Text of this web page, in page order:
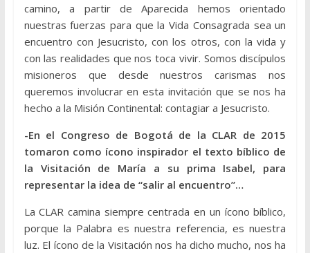
camino, a partir de Aparecida hemos orientado
nuestras fuerzas para que la Vida Consagrada sea un
encuentro con Jesucristo, con los otros, con la vida y
con las realidades que nos toca vivir. Somos discípulos
misioneros que desde nuestros carismas nos
queremos involucrar en esta invitación que se nos ha
hecho a la Misión Continental: contagiar a Jesucristo.
-En el Congreso de Bogotá de la CLAR de 2015
tomaron como ícono inspirador el texto bíblico de
la Visitación de María a su prima Isabel, para
representar la idea de “salir al encuentro”…
La CLAR camina siempre centrada en un ícono bíblico,
porque la Palabra es nuestra referencia, es nuestra
luz. El ícono de la Visitación nos ha dicho mucho, nos ha